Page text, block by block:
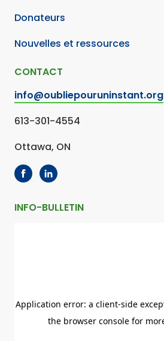
Donateurs
Nouvelles et ressources
CONTACT
info@oubliepouruninstant.org
613-301-4554
Ottawa, ON
INFO-BULLETIN